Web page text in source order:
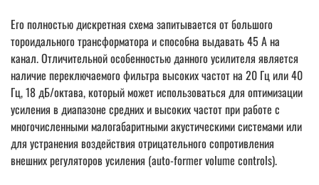
Его полностью дискретная схема запитывается от большого
тороидального трансформатора и способна выдавать 45 А на
канал. Отличительной особенностью данного усилителя является
наличие переключаемого фильтра высоких частот на 20 Гц или 40
Гц, 18 дБ/октава, который может использоваться для оптимизации
усиления в диапазоне средних и высоких частот при работе с
многочисленными малогабаритными акустическими системами или
для устранения воздействия отрицательного сопротивления
внешних регуляторов усиления (auto-former volume controls).